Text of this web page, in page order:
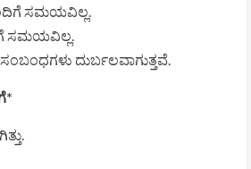
ಸಮಯವಿಲ್ಲ.
ಸಮಯವಿಲ್ಲ.
ದುರ್ಬಲವಾಗುತ್ತವೆ.